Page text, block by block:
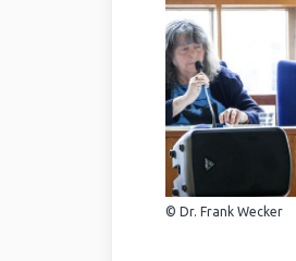
© Dr. Frank Wecker